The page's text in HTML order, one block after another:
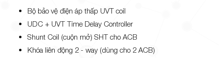
Bộ bảo vệ điện áp thấp UVT coil
UDC + UVT Time Delay Controller
Shunt Coil (cuộn mở) SHT cho ACB
Khóa liên động 2 - way (dùng cho 2 ACB)